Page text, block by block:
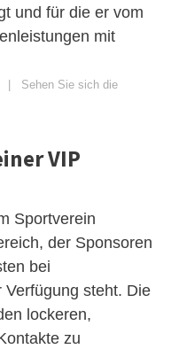
und für die er vom
mit
Sehen Sie sich die
VIP
Sportverein
der Sponsoren
bei
steht. Die
lockeren,
zu